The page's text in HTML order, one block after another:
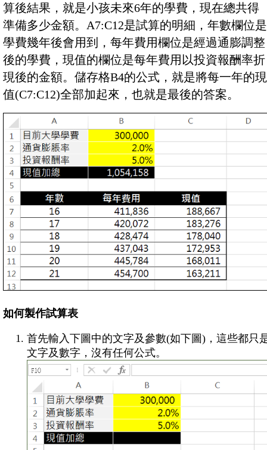
算後結果，就是小孩未來6年的學費，現在總共得
準備多少金額。A7:C12是試算的明細，年數欄位是
學費幾年後會用到，每年費用欄位是經過通膨調整
後的學費，現值的欄位是每年費用以投資報酬率折
現後的金額。儲存格B4的公式，就是將每一年的現
值(C7:C12)全部加起來，也就是最後的答案。
如何製作試算表
首先輸入下圖中的文字及參數(如下圖)，這些都只
文字及數字，沒有任何公式。